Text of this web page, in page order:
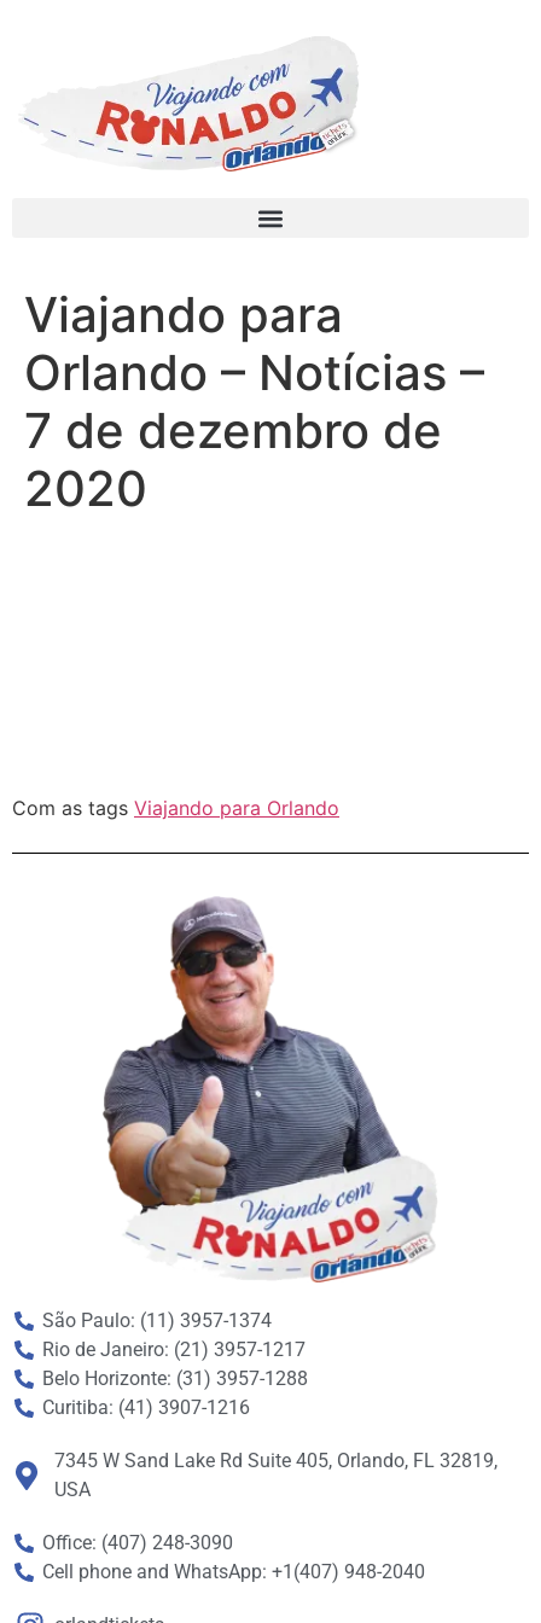
Viajando para
Orlando – Notícias –
7 de dezembro de
2020
Com as tags Viajando para Orlando
São Paulo: (11) 3957-1374
Rio de Janeiro: (21) 3957-1217
Belo Horizonte: (31) 3957-1288
Curitiba: (41) 3907-1216
7345 W Sand Lake Rd Suite 405, Orlando, FL 32819,
USA
Office: (407) 248-3090
Cell phone and WhatsApp: +1(407) 948-2040